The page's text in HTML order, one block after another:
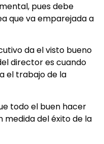
pues debe
que va emparejada a
da el visto bueno
director es cuando
el trabajo de la
todo el buen hacer
medida del éxito de la